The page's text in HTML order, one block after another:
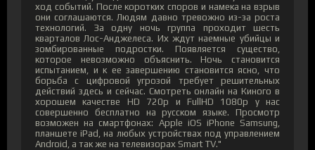
ход событий. После коротких споров и намека на взрыв
они соглашаются. Людям давно тревожно из-за роста
технологий. За одну ночь группа проходит шесть
кварталов Лос-Анджелеса. Их ждут наемные убийцы и
зомбированные подростки. Появляется существо,
которое невозможно объяснить. Ночь становится
испытанием, и к ее завершению становится ясно, что
борьба с цифровой угрозой требует решительных
действий здесь и сейчас. Смотреть онлайн на Киного в
хорошем качестве HD 720p и FullHD 1080p у нас
совершенно бесплатно на русском языке. Просмотр
возможен на смартфонах: Apple iOS iPhone Samsung,
планшете iPad, на любых устройствах под управлением
Android, а так же на телевизорах Smart TV."